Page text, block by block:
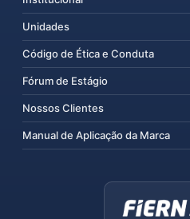
Unidades
Código de Ética e Conduta
Fórum de Estágio
Nossos Clientes
Manual de Aplicação da Marca